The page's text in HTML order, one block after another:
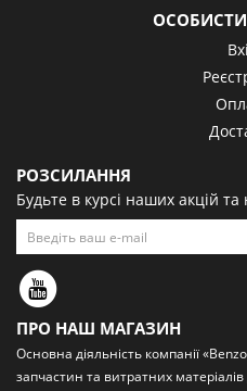
РОЗСИЛАННЯ
Будьте в курсі наших акцій та
ПРО НАШ МАГАЗИН
Основна діяльність компанії
запчастин та витратних матеріалів